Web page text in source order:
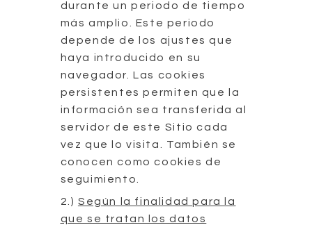
durante un periodo de tiempo
más amplio. Este periodo
depende de los ajustes que
haya introducido en su
navegador. Las cookies
persistentes permiten que la
información sea transferida al
servidor de este Sitio cada
vez que lo visita. También se
conocen como cookies de
seguimiento.
2.) Según la finalidad para la
que se tratan los datos